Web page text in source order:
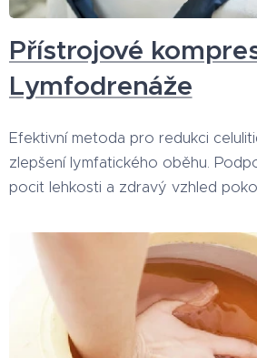
Přístrojové
Lymfodrenáže
Efektivní metoda pro redukci
zlepšení lymfatického oběhu.
pocit lehkosti a zdravý vzhled